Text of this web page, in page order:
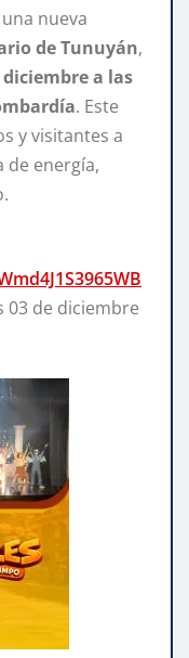
nueva
de Tunuyán,
a las
. Este
y visitantes a
de energía,
03 de diciembre